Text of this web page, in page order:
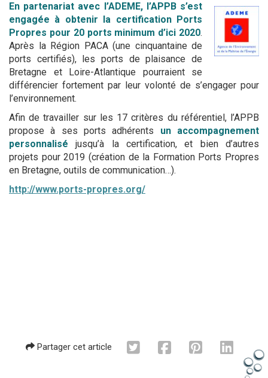
En partenariat avec l’ADEME, l’APPB s’est
engagée à obtenir la certification Ports
Propres pour 20 ports minimum d’ici 2020.
Après la Région PACA (une cinquantaine de
ports certifiés), les ports de plaisance de
Bretagne et Loire-Atlantique pourraient se
différencier fortement par leur volonté de s’engager pour
l’environnement.
Afin de travailler sur les 17 critères du référentiel, l’APPB
propose à ses ports adhérents un accompagnement
personnalisé jusqu’à la certification, et bien d’autres
projets pour 2019 (création de la Formation Ports Propres
en Bretagne, outils de communication…).
http://www.ports-propres.org/
Partager cet article